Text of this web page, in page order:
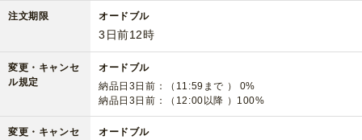
注文期限 オードブル
3日前12時
変更・キャンセ
ル規定
オードブル
納品日3日前：（11:59まで ） 0%
納品日3日前：（12:00以降 ）100%
変更・キャンセ
オードブル